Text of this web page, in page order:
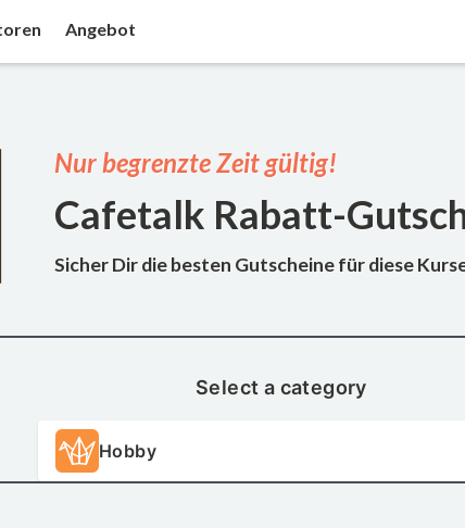
Angebot
Nur begrenzte Zeit gültig!
Cafetalk Rabatt-
Sicher Dir die besten Gutscheine für diese
Select a category
Hobby